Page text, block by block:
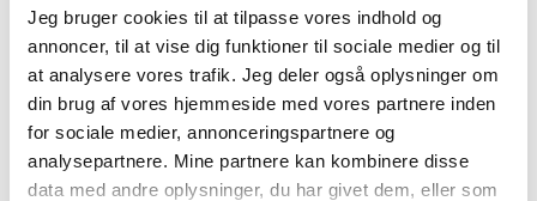
Jeg bruger cookies til at tilpasse vores indhold og
annoncer, til at vise dig funktioner til sociale medier og til
at analysere vores trafik. Jeg deler også oplysninger om
din brug af vores hjemmeside med vores partnere inden
for sociale medier, annonceringspartnere og
analysepartnere. Mine partnere kan kombinere disse
data med andre oplysninger, du har givet dem, eller som